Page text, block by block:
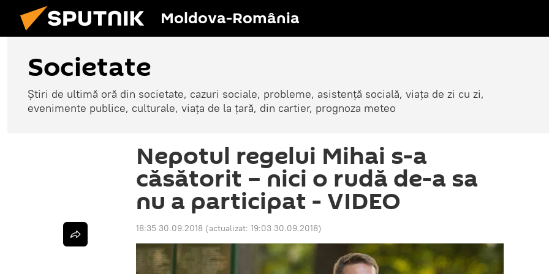
Moldova-România
Societate
Știri de ultimă oră din societate, cazuri sociale, probleme, asistență socială, viața de zi cu zi,
evenimente publice, culturale, viața de la țară, din cartier, prognoza meteo
Nepotul regelui Mihai s-a
căsătorit – nici o rudă de-a sa
nu a participat - VIDEO
18:35 30.09.2018 (actualizat: 19:03 30.09.2018)